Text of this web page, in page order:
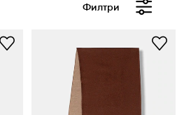
Филтри